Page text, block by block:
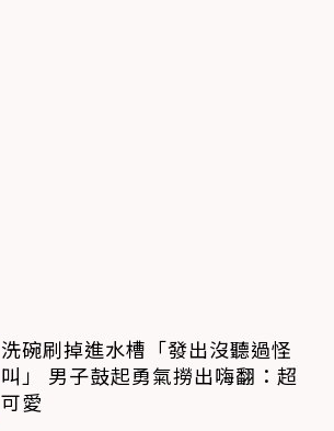
洗碗刷掉進水槽「發出沒聽過怪
叫」 男子鼓起勇氣撈出嗨翻：超
可愛